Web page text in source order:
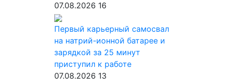
07.08.2026 16
Первый карьерный самосвал
на натрий-ионной батарее и
зарядкой за 25 минут
приступил к работе
07.08.2026 13